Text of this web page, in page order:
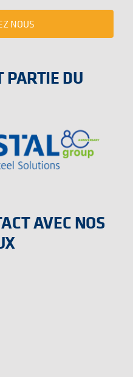
NOUS
DU
AVEC NOS